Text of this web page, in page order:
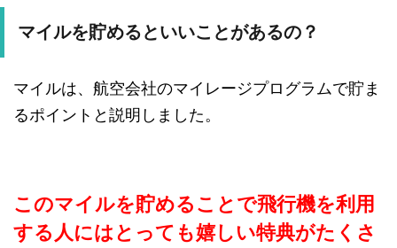
マイルを貯めるといいことがあるの？
マイルは、航空会社のマイレージプログラムで貯ま
るポイントと説明しました。
このマイルを貯めることで飛行機を利用
する人にはとっても嬉しい特典がたくさ